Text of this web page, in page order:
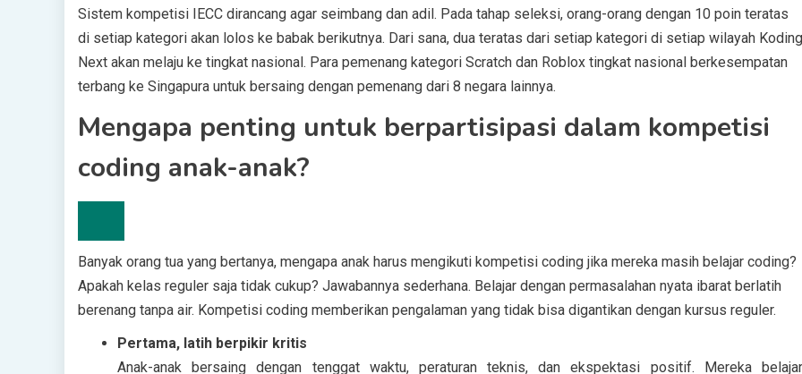
Sistem kompetisi IECC dirancang agar seimbang dan adil. Pada tahap seleksi, orang-orang dengan 10 poin teratas
di setiap kategori akan lolos ke babak berikutnya. Dari sana, dua teratas dari setiap kategori di setiap wilayah Koding
Next akan melaju ke tingkat nasional. Para pemenang kategori Scratch dan Roblox tingkat nasional berkesempatan
terbang ke Singapura untuk bersaing dengan pemenang dari 8 negara lainnya.
Mengapa penting untuk berpartisipasi dalam kompetisi
coding anak-anak?
Banyak orang tua yang bertanya, mengapa anak harus mengikuti kompetisi coding jika mereka masih belajar coding?
Apakah kelas reguler saja tidak cukup? Jawabannya sederhana. Belajar dengan permasalahan nyata ibarat berlatih
berenang tanpa air. Kompetisi coding memberikan pengalaman yang tidak bisa digantikan dengan kursus reguler.
Pertama, latih berpikir kritis
Anak-anak bersaing dengan tenggat waktu, peraturan teknis, dan ekspektasi positif. Mereka belajar